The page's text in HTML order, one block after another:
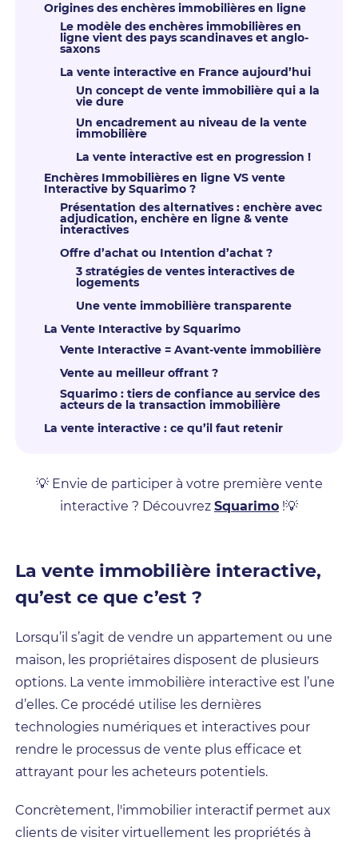
Origines des enchères immobilières en ligne
Le modèle des enchères immobilières en
ligne vient des pays scandinaves et anglo-
saxons
La vente interactive en France aujourd’hui
Un concept de vente immobilière qui a la
vie dure
Un encadrement au niveau de la vente
immobilière
La vente interactive est en progression !
Enchères Immobilières en ligne VS vente
Interactive by Squarimo ?
Présentation des alternatives : enchère avec
adjudication, enchère en ligne & vente
interactives
Offre d’achat ou Intention d’achat ?
3 stratégies de ventes interactives de
logements
Une vente immobilière transparente
La Vente Interactive by Squarimo
Vente Interactive = Avant-vente immobilière
Vente au meilleur offrant ?
Squarimo : tiers de confiance au service des
acteurs de la transaction immobilière
La vente interactive : ce qu’il faut retenir
💡 Envie de participer à votre première vente
interactive ? Découvrez Squarimo !💡
La vente immobilière interactive,
qu’est ce que c’est ?
Lorsqu’il s’agit de vendre un appartement ou une
maison, les propriétaires disposent de plusieurs
options. La vente immobilière interactive est l’une
d’elles. Ce procédé utilise les dernières
technologies numériques et interactives pour
rendre le processus de vente plus efficace et
attrayant pour les acheteurs potentiels.
Concrètement, l'immobilier interactif permet aux
clients de visiter virtuellement les propriétés à